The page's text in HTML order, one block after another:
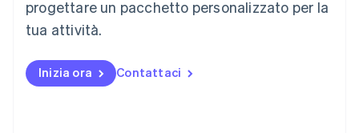
progettare un pacchetto personalizzato per la
tua attività.
Inizia ora Contattaci
Messico
EspañolEnglish
English
Nuova Zelanda